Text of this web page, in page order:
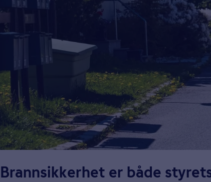
Brannsikkerhet er både